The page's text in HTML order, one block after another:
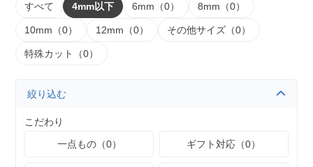
すべて 4mm以下 6mm（0） 8mm（0）
10mm（0） 12mm（0） その他サイズ（0）
特殊カット（0）
絞り込む
こだわり
一点もの（0）
ギフト対応（0）